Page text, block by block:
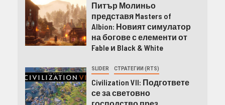
Питър Молиньо
представя Masters of
Albion: Новият симулатор
на богове с елементи от
Fable и Black & White
SLIDER СТРАТЕГИИ (RTS)
Civilization VII: Подгответе
се за световно